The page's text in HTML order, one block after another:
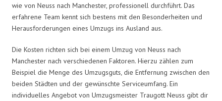
wie von Neuss nach Manchester, professionell durchführt. Das
erfahrene Team kennt sich bestens mit den Besonderheiten und
Herausforderungen eines Umzugs ins Ausland aus.
Die Kosten richten sich bei einem Umzug von Neuss nach
Manchester nach verschiedenen Faktoren. Hierzu zählen zum
Beispiel die Menge des Umzugsguts, die Entfernung zwischen den
beiden Städten und der gewünschte Serviceumfang. Ein
individuelles Angebot von Umzugsmeister Traugott Neuss gibt dir